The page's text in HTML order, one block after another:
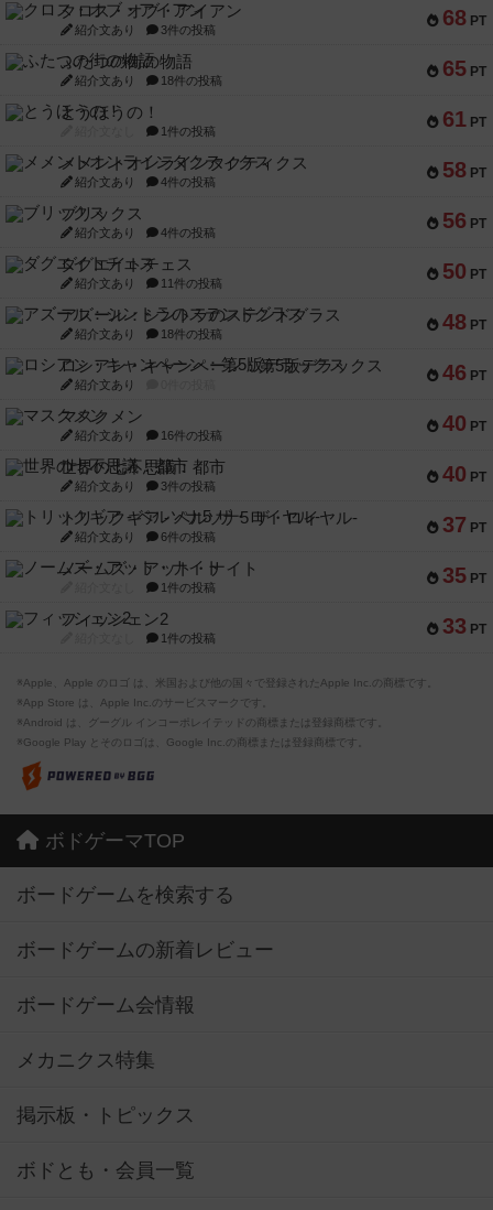
68 PT
クロス・オブ・アイアン
紹介文あり 3件の投稿
65 PT
ふたつの街の物語
紹介文あり 18件の投稿
61 PT
とうほうの！
1件の投稿
58 PT
メメントオンラインタクティクス
紹介文あり 4件の投稿
56 PT
ブリックス
紹介文あり 4件の投稿
50 PT
ダグエイトチェス
紹介文あり 11件の投稿
48 PT
アズール：シントラのステンドグラス
紹介文あり 18件の投稿
46 PT
ロシアン・キャンペーン：第5版デラックス
紹介文あり
40 PT
マスクメン
紹介文あり 16件の投稿
40 PT
世界の七不思議：都市
紹介文あり 3件の投稿
37 PT
トリックギア - ペルソナ5 ザ・ロイヤル-
紹介文あり 6件の投稿
35 PT
ノームズ・アット・ナイト
1件の投稿
33 PT
フィッシェン2
1件の投稿
※Apple、Apple のロゴ は、米国および他の国々で登録されたApple Inc.の商標です。
※App Store は、Apple Inc.のサービスマークです。
※Android は、グーグル インコーポレイテッドの商標または登録商標です。
※Google Play とそのロゴは、Google Inc.の商標または登録商標です。
ボドゲーマTOP
ボードゲームを検索する
ボードゲームの新着レビュー
ボードゲーム会情報
メカニクス特集
掲示板・トピックス
ボドとも・会員一覧